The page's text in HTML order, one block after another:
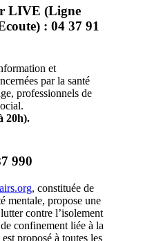
LIVE (Ligne
: 04 37 91
et
par la santé
professionnels de
20h).
990
, constituée de
mentale, propose une
contre l’isolement
confinement liée à la
proposé à toutes les